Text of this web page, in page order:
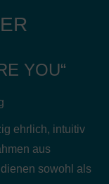
YOU“
ehrlich, intuitiv
aus
sowohl als